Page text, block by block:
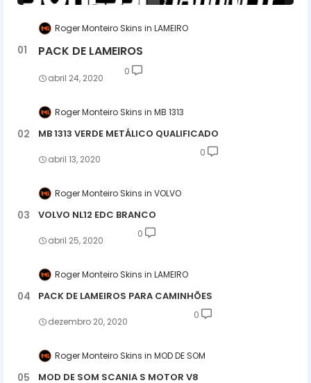
Roger Monteiro Skins LAMEIRO
PACK DE LAMEIROS
abril 24, 2020
0
Roger Monteiro Skins MB 1313
MB 1313 VERDE METÁLICO QUALIFICADO
abril 13, 2020
0
Roger Monteiro Skins VOLVO
VOLVO NL12 EDC BRANCO
abril 25, 2020
0
Roger Monteiro Skins LAMEIRO
PACK DE LAMEIROS PARA CAMINHÕES
dezembro 20, 2020
0
Roger Monteiro Skins MOD DE SOM
MOD DE SOM SCANIA S MOTOR V8